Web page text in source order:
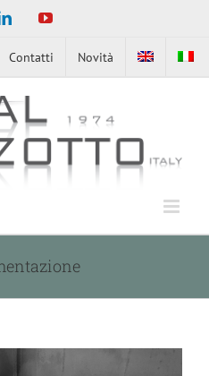
LinkedInYouTube
Contatti Novità